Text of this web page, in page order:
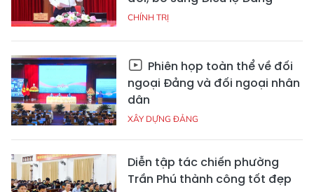
CHÍNH TRỊ
Phiên họp toàn thể về đối
ngoại Đảng và đối ngoại nhân
dân
XÂY DỰNG ĐẢNG
Diễn tập tác chiến phường
Trần Phú thành công tốt đẹp